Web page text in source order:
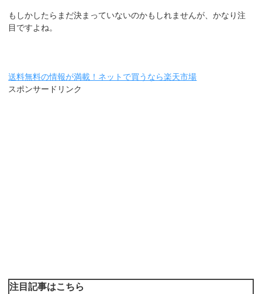
もしかしたらまだ決まっていないのかもしれませんが、かなり注
目ですよね。
送料無料の情報が満載！ネットで買うなら楽天市場
スポンサードリンク
注目記事はこちら